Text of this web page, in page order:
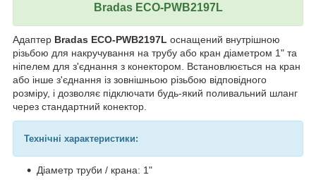
Bradas ECO-PWB2197L
Адаптер Bradas ECO-PWB2197L оснащений внутрішною
різьбою для накручування на трубу або кран діаметром 1" та
ніпелем для з'єднання з конектором. Встановлюється на кран
або інше з'єднання із зовнішньою різьбою відповідного
розміру, і дозволяє підключати будь-який поливальний шланг
через стандартний конектор.
Технічні характеристики:
Діаметр труби / крана: 1"